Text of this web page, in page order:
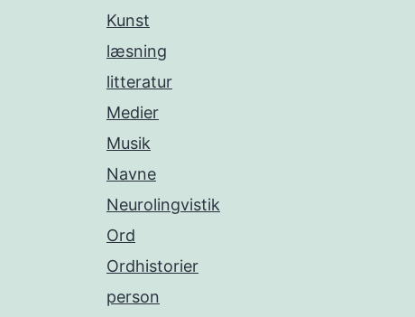
Kunst
læsning
litteratur
Medier
Musik
Navne
Neurolingvistik
Ord
Ordhistorier
person